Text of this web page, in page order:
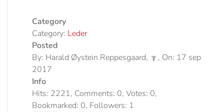
Category
Category: Leder
Posted
By: Harald Øystein Reppesgaard,
, On: 17 sep
2017
Info
Hits: 2221, Comments: 0, Votes: 0,
Bookmarked: 0, Followers: 1